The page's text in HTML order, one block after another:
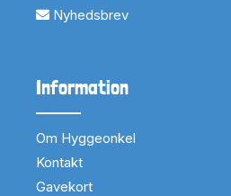
Nyhedsbrev
Information
Om Hyggeonkel
Kontakt
Gavekort